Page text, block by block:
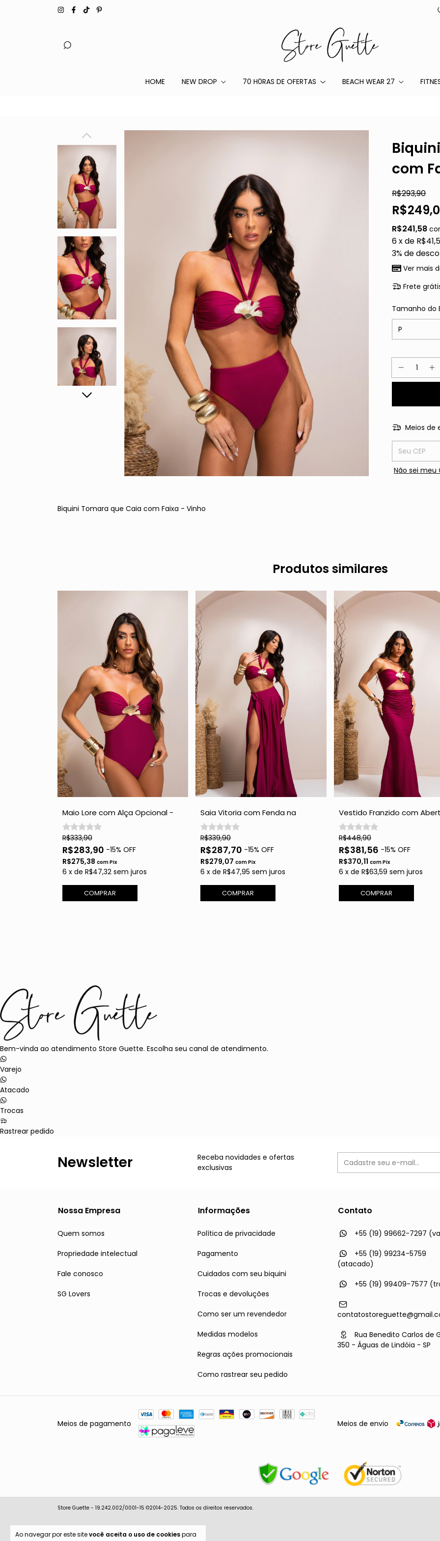
HOME NEW DROP 70 H0RAS DE OFERTAS BEACH WEAR 27
Ao navegar por este sitevocê aceita o uso de cookiespara
com
R$293,90
R$241,58
6x de
3% de
Ver mais
Frete
Tamanho do
Meios de
Entregas para
Não sei meu
Biquini Tomara que Caia com Faixa - Vinho
Produtos similares
Maio Lore com Alça Opcional -
Vinho
R$333,90
R$283,90 -15% OFF
R$275,38 comPix
6 x de R$47,32 sem juros
COMPRAR
Saia Vitoria com Fenda na
Lateral - Vinho
R$339,90
R$287,70 -15% OFF
R$279,07comPix
6 xdeR$47,95 sem juros
COMPRAR
Vestido Franzido com
Vinho
R$448,90
R$381,56 -15% OFF
R$370,11 comPix
6 x de R$63,59 sem juros
COMPRAR
Bem-vinda ao atendimento Store Guette. Escolha seu canal de atendimento.
Varejo
Atacado
Trocas
Rastrear pedido
Newsletter
Receba novidades e ofertas
exclusivas
Nossa Empresa
Quem somos
Propriedade intelectual
Fale conosco
SG Lovers
Informações
Política de privacidade
Pagamento
Cuidados com seu biquini
Trocas e devoluções
Como ser um revendedor
Medidas modelos
Regras ações promocionais
Como rastrear seu pedido
Contato
+55 (19) 99662-7297
+55 (19) 99234-5759
(atacado)
+55 (19) 99409-7577
Rua Benedito Carlos de
350 - Águas de Lindóia - SP
Meios de pagamento Meios de envio
Store Guette - 19.242.002/0001-15 ©2014-2025. Todos os direitos reservados.